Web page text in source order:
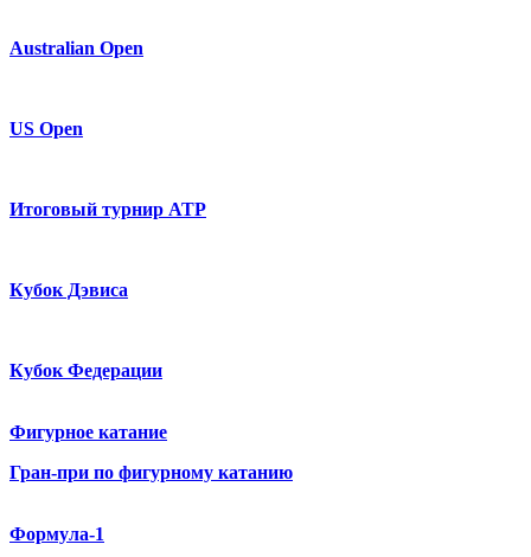
Australian Open
US Open
Итоговый турнир ATP
Кубок Дэвиса
Кубок Федерации
Фигурное катание
Гран-при по фигурному катанию
Формула-1